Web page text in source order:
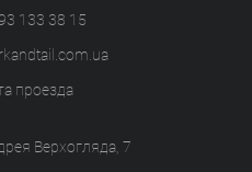
133 38 15
проезда
Верхогляда, 7